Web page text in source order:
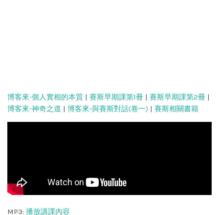
博客來-個人實相的本質 | 賽斯早期課第1冊 | 賽斯早期課第2冊 |
博客來-神奇之道 | 博客來-與賽斯對話(卷一) | 賽斯相關書籍
MP3: 播放講課內容